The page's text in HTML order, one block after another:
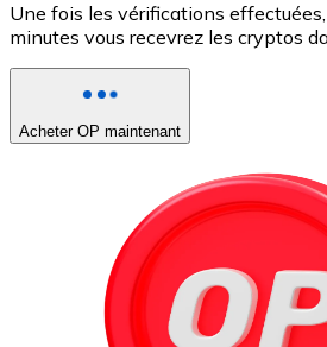
Une fois les vérifications
minutes vous recevrez les cryptos
Acheter OP maintenant